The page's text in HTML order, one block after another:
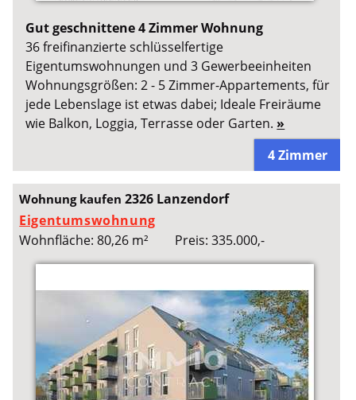
Gut geschnittene 4 Zimmer Wohnung
36 freifinanzierte schlüsselfertige
Eigentumswohnungen und 3 Gewerbeeinheiten
Wohnungsgrößen: 2 - 5 Zimmer-Appartements, für
jede Lebenslage ist etwas dabei; Ideale Freiräume
wie Balkon, Loggia, Terrasse oder Garten. »
4 Zimmer
Wohnung kaufen2326 Lanzendorf
Eigentumswohnung
Wohnfläche: 80,26 m²
Preis: 335.000,-